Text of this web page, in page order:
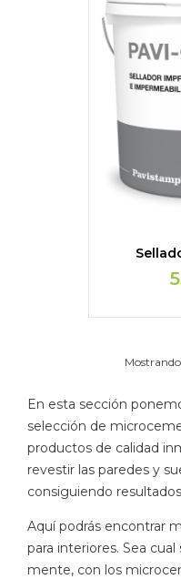
Mostrando
En esta sección
selección de
productos de calidad
revestir las paredes y
consiguiendo
Aquí podrás encontrar
para interiores. Sea
mente, con los